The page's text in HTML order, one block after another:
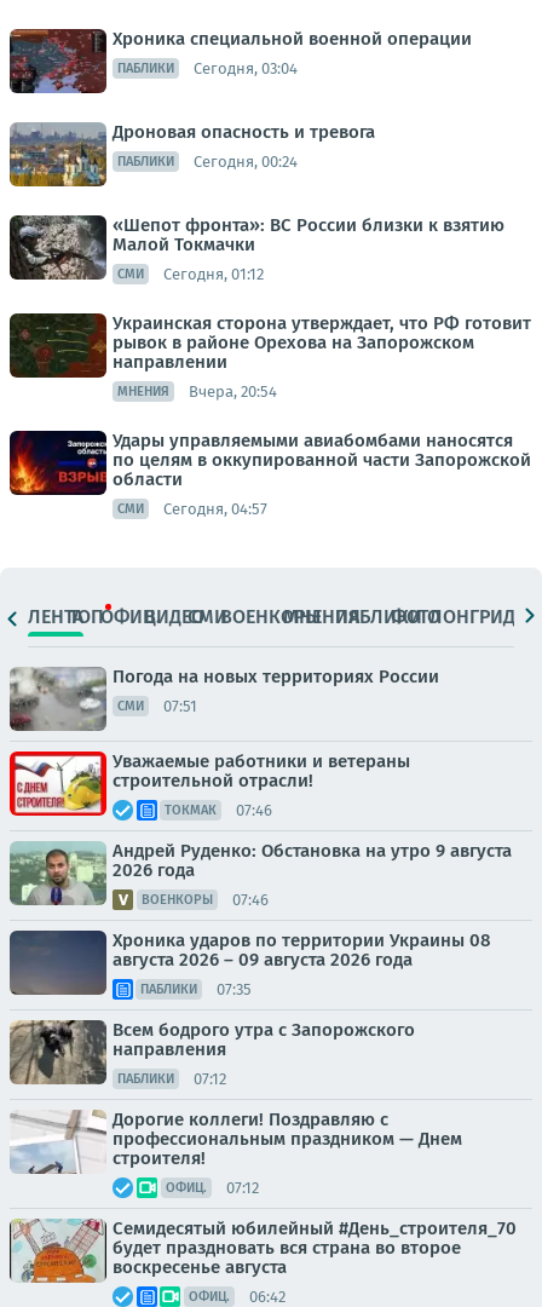
Хроника специальной военной операции
ПАБЛИКИ Сегодня, 03:04
Дроновая опасность и тревога
ПАБЛИКИ Сегодня, 00:24
«Шепот фронта»: ВС России близки к взятию
Малой Токмачки
СМИ Сегодня, 01:12
Украинская сторона утверждает, что РФ готовит
рывок в районе Орехова на Запорожском
направлении
МНЕНИЯ Вчера, 20:54
Удары управляемыми авиабомбами наносятся
по целям в оккупированной части Запорожской
области
СМИ Сегодня, 04:57
ЛЕНТАТОПОФИЦ.ВИДЕОСМИВОЕНКОРЫМНЕНИЯПАБЛИКИ
ФОТОЛОНГРИДЫ
Погода на новых территориях России
СМИ 07:51
Уважаемые работники и ветераны
строительной отрасли!
ТОКМАК 07:46
Андрей Руденко: Обстановка на утро 9 августа
2026 года
ВОЕНКОРЫ 07:46
Хроника ударов по территории Украины 08
августа 2026 – 09 августа 2026 года
ПАБЛИКИ 07:35
Всем бодрого утра с Запорожского
направления
ПАБЛИКИ 07:12
Дорогие коллеги! Поздравляю с
профессиональным праздником — Днем
строителя!
ОФИЦ. 07:12
Семидесятый юбилейный #День_строителя_70
будет праздновать вся страна во второе
воскресенье августа
ОФИЦ. 06:42